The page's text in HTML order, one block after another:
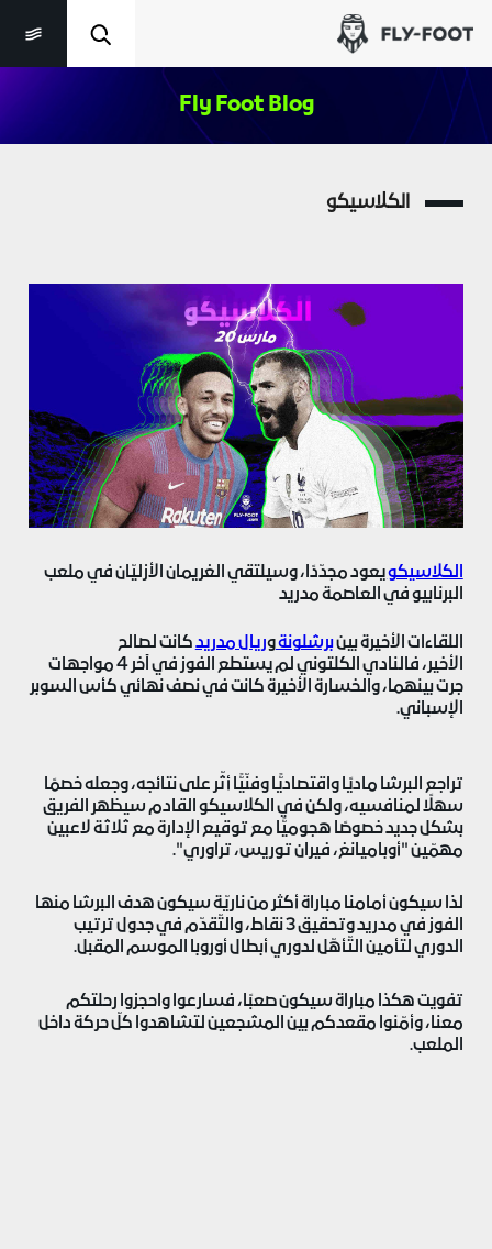
Fly Foot Blog
الكلاسيكو
الكلاسيكويعود مجدّدًا، وسيلتقي الغريمان الأزليّان في ملعب
البرنابيو في العاصمة مدريد
اللقاءات الأخيرة بينبرشلونةوريال مدريدكانت لصالح
الأخير، فالنادي الكلتوني لم يستطع الفوز في آخر 4 مواجهات
جرت بينهما، والخسارة الأخيرة كانت في نصف نهائي كأس السوبر
الإسباني.
تراجع البرشا ماديًا واقتصاديًّا وفنّيًّا أثّر على نتائجه، وجعله خصمًا
سهلًا لمنافسيه، ولكن في الكلاسيكو القادم سيظهر الفريق
بشكل جديد خصوصًا هجوميًّا مع توقيع الإدارة مع ثلاثة لاعبين
مهمّين "أوباميانغ، فيران توريس، تراوري".
لذا سيكون أمامنا مباراة أكثر من ناريّة سيكون هدف البرشا منها
الفوز في مدريد وتحقيق 3 نقاط، والتّقدّم في جدول ترتيب
الدوري لتأمين التّأهّل لدوري أبطال أوروبا الموسم المقبل.
تفويت هكذا مباراة سيكون صعبًا، فسارعوا واحجزوا رحلتكم
معنا، وأمّنوا مقعدكم بين المشجعين لتشاهدوا كلّ حركة داخل
الملعب.